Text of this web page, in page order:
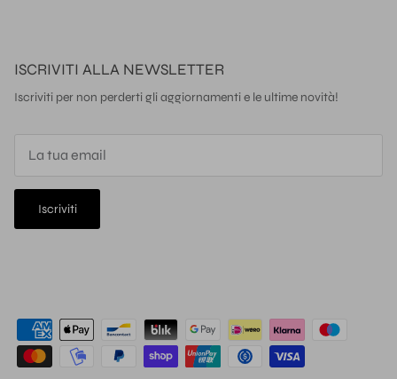
ISCRIVITI ALLA NEWSLETTER
Iscriviti per non perderti gli aggiornamenti e le ultime novità!
Iscriviti